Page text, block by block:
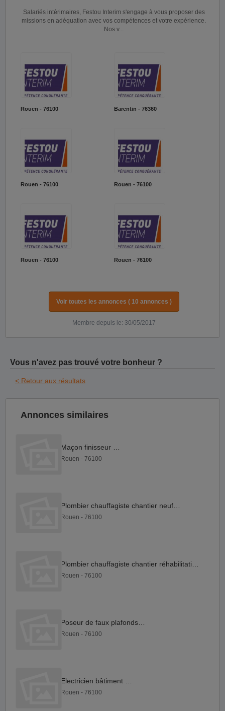
Salariés intérimaires, Festou Interim s'engage à vous proposer des
missions en adéquation avec vos compétences et votre expérience.
Nos v...
Rouen - 76100 Barentin - 76360
Rouen - 76100 Rouen - 76100
Rouen - 76100 Rouen - 76100
Voir toutes les annonces ( 10 annonces )
Membre depuis le: 30/05/2017
Vous n'avez pas trouvé votre bonheur ?
< Retour aux résultats
Annonces similaires
Rouen - 76100
Rouen - 76100
Rouen - 76100
Rouen - 76100
Rouen - 76100